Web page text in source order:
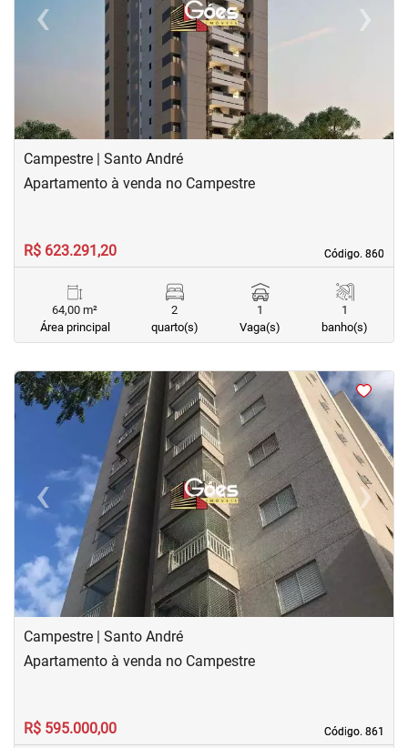
‹Previous ›Next
Campestre | Santo André
Código. 860
Código. 860
Apartamento à venda no Campestre
R$ 623.291,20
64,00 m²
Área principal
2
quarto(s)
1
Vaga(s)
1
banho(s)
<<<<
‹Previous ›Next
Campestre | Santo André
Código. 861
Código. 861
Apartamento à venda no Campestre
R$ 595.000,00